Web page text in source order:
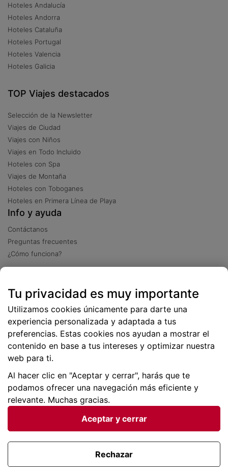
Hoteles Andalucía
Hoteles Andorra
Hoteles Cataluña
Hoteles Portugal
Hoteles Valencia
Hoteles Galicia
TOP Viajes destacados
Selección de la Newsletter
Viajes de Ciudad
Viajes con Niños
Viajes en Todo Incluido
Hoteles con Spa
Viajes de Montaña
Hoteles con Toboganes
Hoteles en Primera Línea de Playa
Info y ayuda
Contáctanos
Preguntas frecuentes
¿Cómo funciona?
Más de 2 millones de descargas
Condiciones generales |Privacidad de datos | Política
Viajes para ti SLU Copyright © BuscoUnChollo.com
Tu privacidad es muy importante
Utilizamos cookies únicamente para darte una
experiencia personalizada y adaptada a tus
preferencias. Estas cookies nos ayudan a mostrar el
contenido en base a tus intereses y optimizar nuestra
web para ti.
Al hacer clic en "Aceptar y cerrar", harás que te
podamos ofrecer una navegación más eficiente y
relevante. Muchas gracias.
Aceptar y cerrar
Rechazar